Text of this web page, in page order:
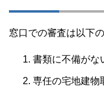
窓口での審査は以下
書類に不備がな
専任の宅地建物